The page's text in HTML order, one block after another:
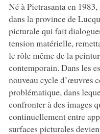
Né à Pietrasanta en
dans la province de
picturale qui fait
tension matérielle,
le rôle même de la
contemporain. Dans les
nouveau cycle d’œuvres
problématique, dans
confronter à des images
continuellement entre
surfaces picturales